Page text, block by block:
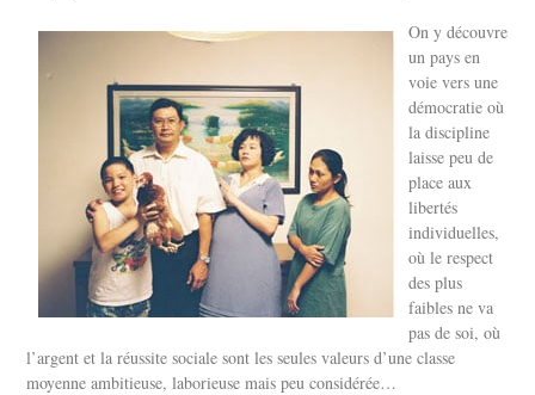
On y découvre
un pays en
voie vers une
démocratie où
la discipline
laisse peu de
place aux
libertés
individuelles,
où le respect
des plus
faibles ne va
pas de soi, où
l’argent et la réussite sociale sont les seules valeurs d’une classe
moyenne ambitieuse, laborieuse mais peu considérée…